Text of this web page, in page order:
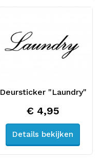
Deursticker "Laundry"
€ 4,95
Details bekijken